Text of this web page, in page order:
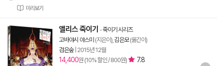
미리보기
앨리스 죽이기 -죽이기 시리즈
고바야시 야스미 (지은이), 김은모(옮긴이)
검은숲| 2015년 12월
14,400원 (10% 할인 / 800원) 7.8